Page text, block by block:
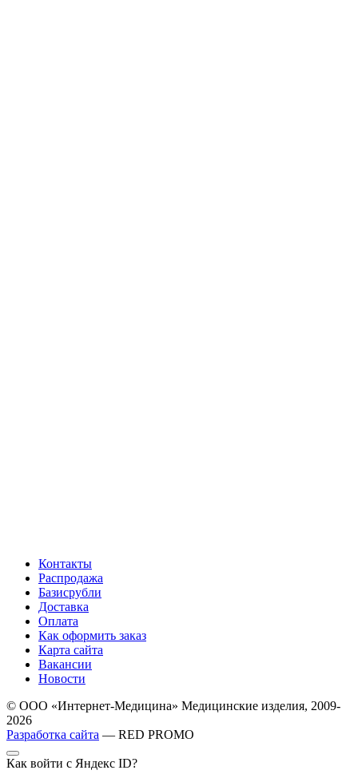
Контакты
Распродажа
Базисрубли
Доставка
Оплата
Как оформить заказ
Карта сайта
Вакансии
Новости
© ООО «Интернет-Медицина» Медицинские изделия, 2009-
2026
Разработка сайта — RED PROMO
Как войти с Яндекс ID?